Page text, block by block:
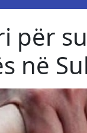
për
në